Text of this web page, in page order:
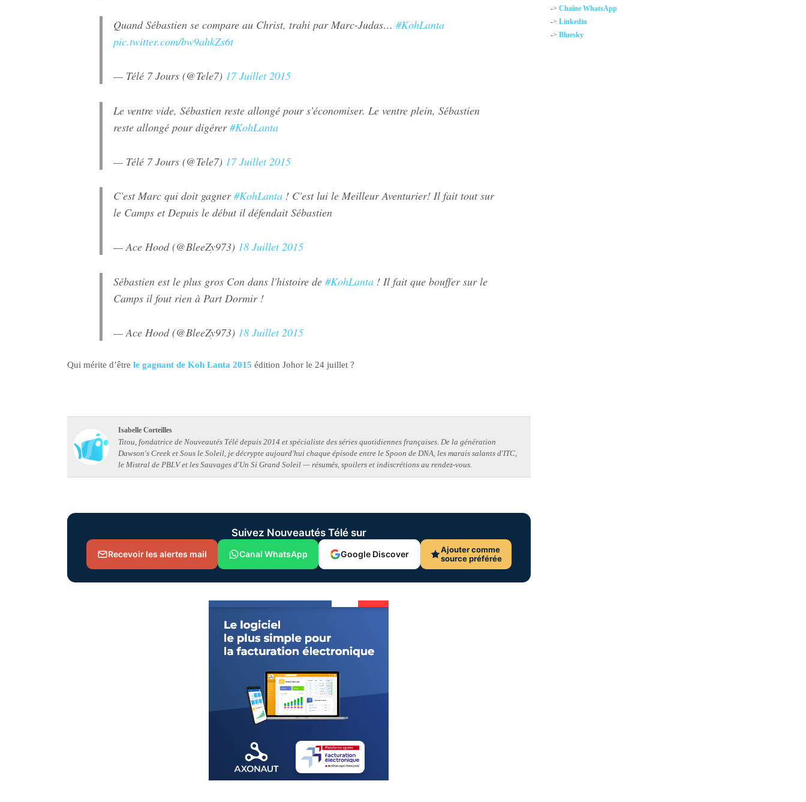
Quand Sébastien se compare au Christ, trahi par Marc-Judas… #KohLanta
pic.twitter.com/bw9ahkZs6t
— Télé 7 Jours (@Tele7) 17 Juillet 2015
Le ventre vide, Sébastien reste allongé pour s'économiser. Le ventre plein, Sébastien
reste allongé pour digérer#KohLanta
— Télé 7 Jours (@Tele7) 17 Juillet 2015
C'est Marc qui doit gagner#KohLanta ! C'est lui le Meilleur Aventurier! Il fait tout sur
le Camps et Depuis le début il défendait Sébastien
— Ace Hood (@BleeZy973) 18 Juillet 2015
Sébastien est le plus gros Con dans l'histoire de #KohLanta ! Il fait que bouffer sur le
Camps il fout rien à Part Dormir !
— Ace Hood (@BleeZy973) 18 Juillet 2015
Qui mérite d’être le gagnant de Koh Lanta 2015 édition Johor le 24 juillet ?
Isabelle Corteilles
Titou, fondatrice de Nouveautés Télé depuis 2014 et spécialiste des séries quotidiennes françaises. De la génération
Dawson's Creek et Sous le Soleil, je décrypte aujourd'hui chaque épisode entre le Spoon de DNA, les marais salants d'ITC,
le Mistral de PBLV et les Sauvages d'Un Si Grand Soleil — résumés, spoilers et indiscrétions au rendez-vous.
Suivez Nouveautés Télé sur
Recevoir les alertes mail Canal WhatsApp Google Discover
Ajouter comme
source préférée
->Chaîne WhatsApp
->Linkedin
->Bluesky